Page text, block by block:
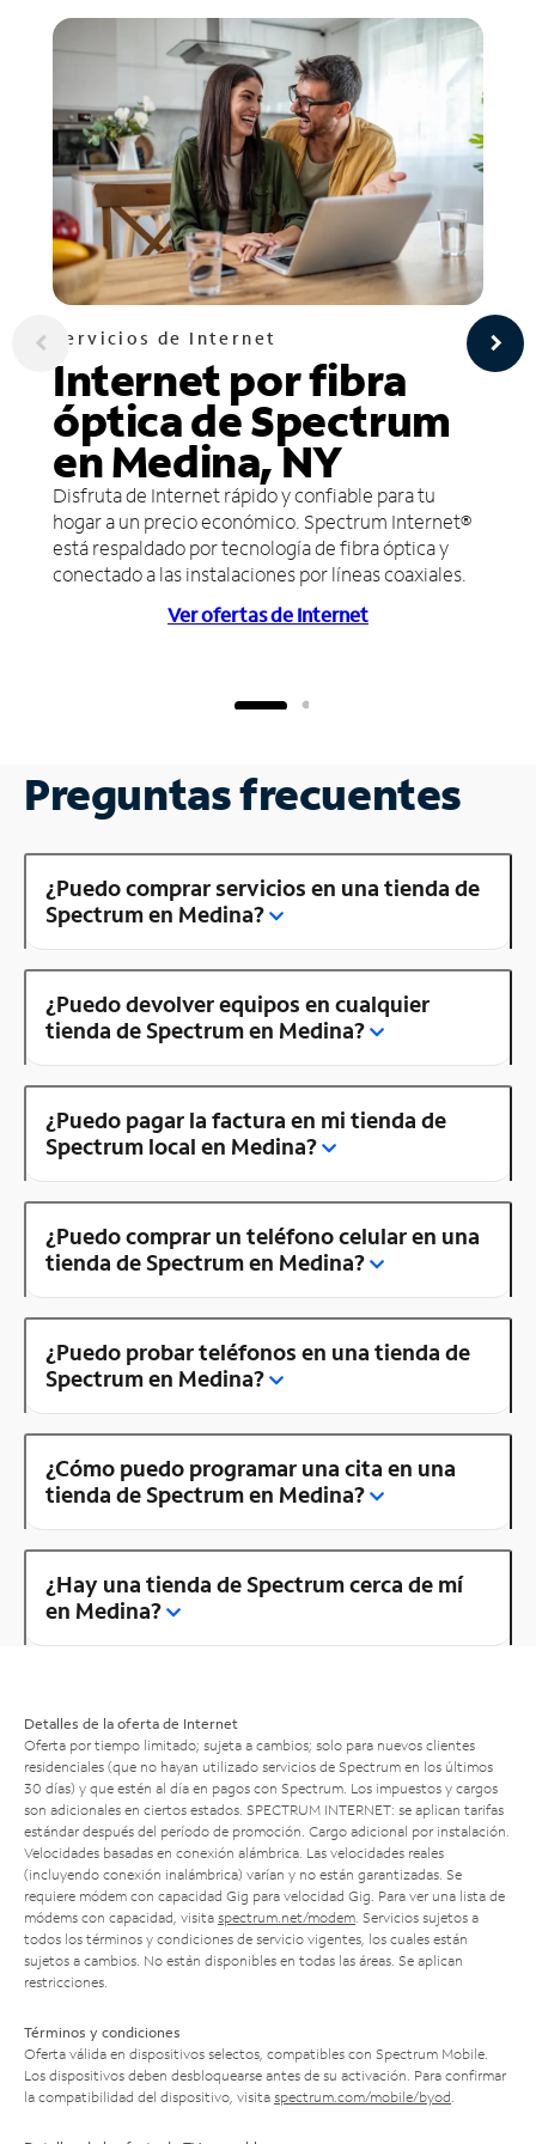
Servicios de Internet
Internet por fibra
óptica de Spectrum
en Medina, NY
Disfruta de Internet rápido y confiable para tu
hogar a un precio económico. Spectrum Internet®
está respaldado por tecnología de fibra óptica y
conectado a las instalaciones por líneas coaxiales.
Ver ofertas de Internet
Preguntas frecuentes
¿Puedo comprar servicios en una tienda de
Spectrum en Medina?
¿Puedo devolver equipos en cualquier
tienda de Spectrum en Medina?
¿Puedo pagar la factura en mi tienda de
Spectrum local en Medina?
¿Puedo comprar un teléfono celular en una
tienda de Spectrum en Medina?
¿Puedo probar teléfonos en una tienda de
Spectrum en Medina?
¿Cómo puedo programar una cita en una
tienda de Spectrum en Medina?
¿Hay una tienda de Spectrum cerca de mí
en Medina?
Detalles de la oferta de Internet
Oferta por tiempo limitado; sujeta a cambios; solo para nuevos clientes
residenciales (que no hayan utilizado servicios de Spectrum en los últimos
30 días) y que estén al día en pagos con Spectrum. Los impuestos y cargos
son adicionales en ciertos estados. SPECTRUM INTERNET: se aplican tarifas
estándar después del período de promoción. Cargo adicional por instalación.
Velocidades basadas en conexión alámbrica. Las velocidades reales
(incluyendo conexión inalámbrica) varían y no están garantizadas. Se
requiere módem con capacidad Gig para velocidad Gig. Para ver una lista de
módems con capacidad, visita spectrum.net/modem . Servicios sujetos a
todos los términos y condiciones de servicio vigentes, los cuales están
sujetos a cambios. No están disponibles en todas las áreas. Se aplican
restricciones.
Términos y condiciones
Oferta válida en dispositivos selectos, compatibles con Spectrum Mobile.
Los dispositivos deben desbloquearse antes de su activación. Para confirmar
la compatibilidad del dispositivo, visita spectrum.com/mobile/byod